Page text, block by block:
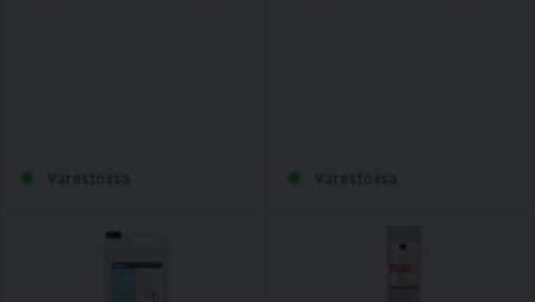
Varastossa Varastossa